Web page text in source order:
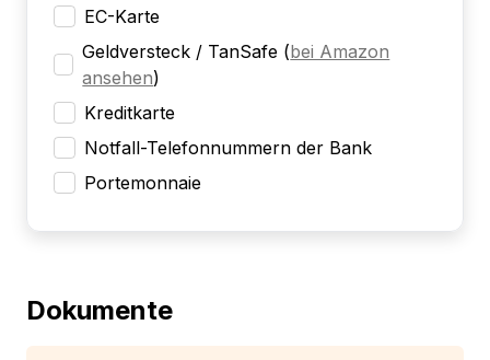
EC-Karte
Geldversteck / TanSafe (bei Amazon
ansehen)
Kreditkarte
Notfall-Telefonnummern der Bank
Portemonnaie
Dokumente